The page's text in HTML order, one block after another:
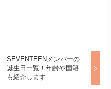
SEVENTEENメンバーの
誕生日一覧！年齢や国籍
も紹介します